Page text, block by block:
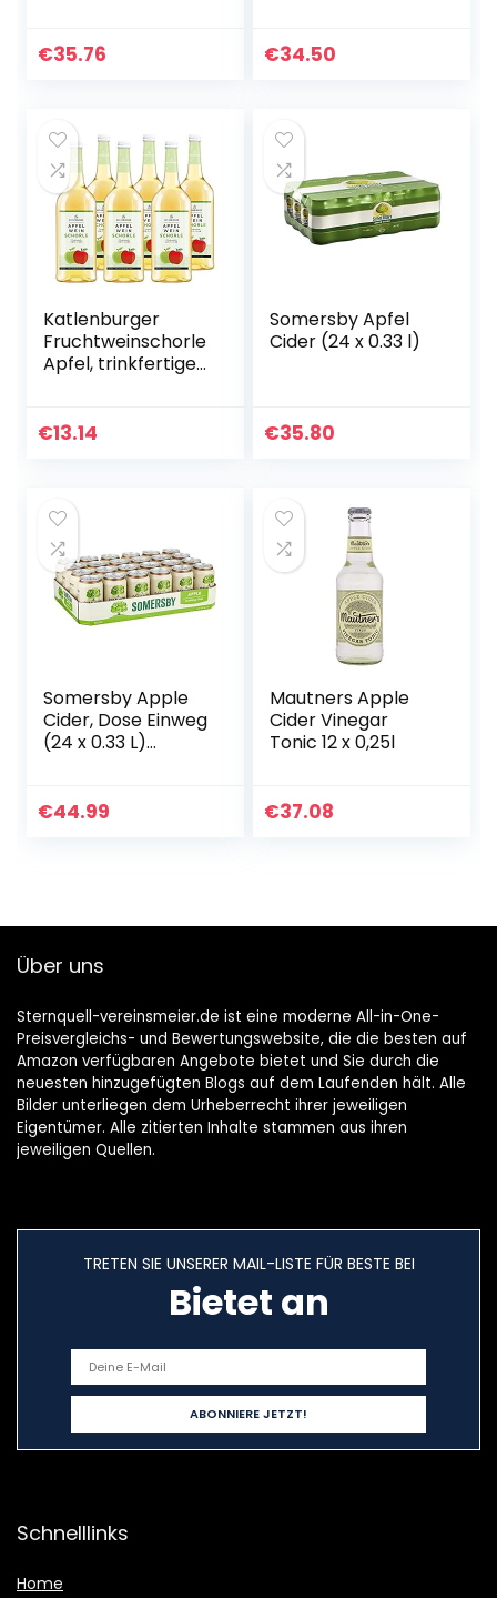
ohne künstliche
€35.76 €34.50
Katlenburger
Fruchtweinschorle
Apfel, trinkfertige
frisch, spritzig,
€13.14
Somersby Apfel
Cider (24 x 0.33 l)
€35.80
Somersby Apple
Cider, Dose Einweg
(24 x 0.33 L)
€44.99
Mautners Apple
Cider Vinegar
Tonic 12 x 0,25l
€37.08
Über uns
Sternquell-vereinsmeier.de ist eine moderne All-in-One-
Preisvergleichs- und Bewertungswebsite, die die besten auf
Amazon verfügbaren Angebote bietet und Sie durch die
neuesten hinzugefügten Blogs auf dem Laufenden hält. Alle
Bilder unterliegen dem Urheberrecht ihrer jeweiligen
Eigentümer. Alle zitierten Inhalte stammen aus ihren
jeweiligen Quellen.
TRETEN SIE UNSERER MAIL-LISTE FÜR BESTE BEI
Bietet an
Schnelllinks
Home